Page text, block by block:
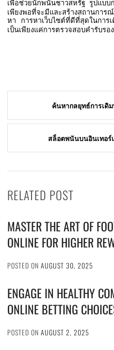
เพื่อช่วยนักพนันชาวสหรัฐ รูปแบบ
เพียงพอที่จะมีและสร้างสถานกา
หา
การหาเว็บไซต์ที่ดีที่สุดในการ
เป็นเพียงแค่การตรวจสอบคำรับรอง
Post
navigation
ค้นหากลยุทธ์การเดิ
สล็อตพนันบนอินเทอร์
RELATED POST
MASTER THE ART OF
ONLINE FOR HIGHER
POSTED ON AUGUST 30, 2025
ENGAGE IN HEALTHY
ONLINE BETTING
POSTED ON AUGUST 2, 2025